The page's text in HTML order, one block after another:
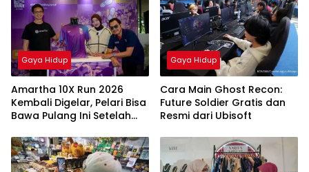
Gaya Hidup
Amartha 10X Run 2026
Kembali Digelar, Pelari Bisa
Bawa Pulang Ini Setelah
Gaya Hidup
Cara Main Ghost Recon:
Future Soldier Gratis dan
Resmi dari Ubisoft